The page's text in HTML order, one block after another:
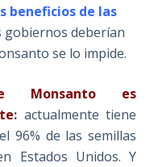
beneficios de las
gobiernos deberían
se lo impide.
Monsanto es
: actualmente tiene
96% de las semillas
Estados Unidos. Y